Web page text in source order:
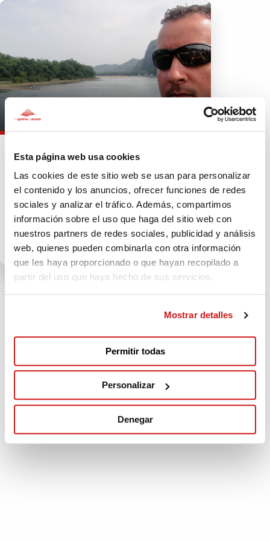
Esta página web usa cookies
Las cookies de este sitio web se usan para personalizar
el contenido y los anuncios, ofrecer funciones de redes
sociales y analizar el tráfico. Además, compartimos
información sobre el uso que haga del sitio web con
nuestros partners de redes sociales, publicidad y análisis
web, quienes pueden combinarla con otra información
que les haya proporcionado o que hayan recopilado a
partir del uso que haya hecho de sus servicios.
Mostrar detalles
Permitir todas
Personalizar
Denegar
575€
Desafio solidario ironman 2011
Live up to your own expectations. desafio-
ironman-2011.blogspot.com ...
A FAVOR DE
ASOCIACIÓN ESCLEROSIS